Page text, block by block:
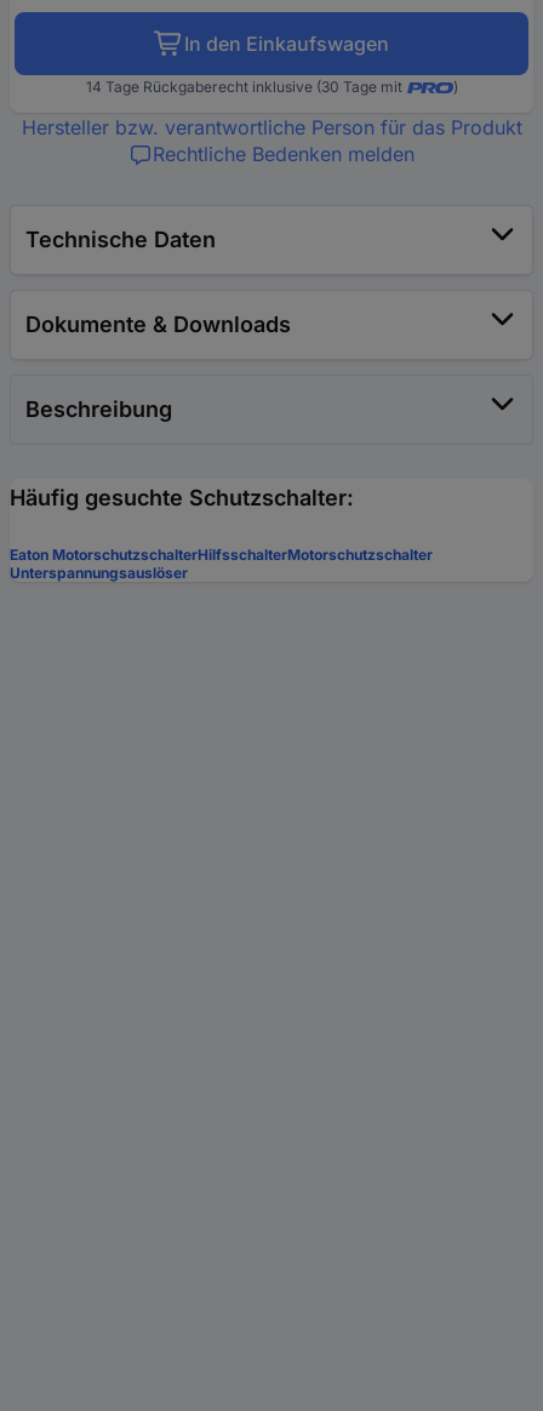
In den Einkaufswagen
14 Tage Rückgaberecht inklusive (30 Tage mit )
Hersteller bzw. verantwortliche Person für das Produkt
Rechtliche Bedenken melden
Technische Daten
Dokumente & Downloads
Beschreibung
Häufig gesuchte Schutzschalter:
Eaton MotorschutzschalterHilfsschalterMotorschutzschalter
Unterspannungsauslöser